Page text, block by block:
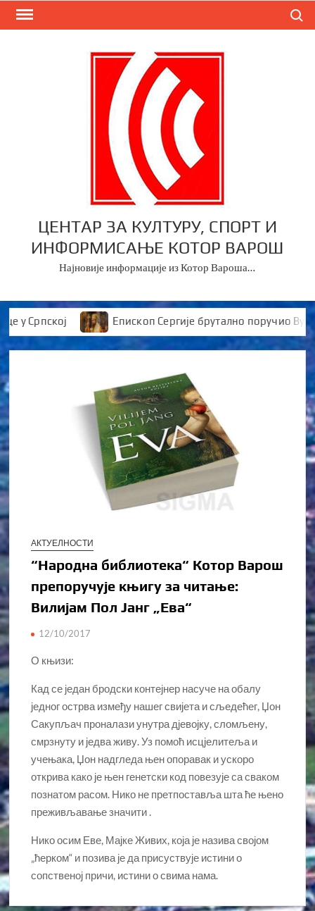
Skip
ЦЕНТАР ЗА КУЛТУРУ, СПОРТ И
ИНФОРМИСАЊЕ КОТОР ВАРОШ
Најновије информације из Котор Вароша…
Српској Епископ Сергије брутално поручио
АКТУЕЛНОСТИ
“Народна библиотека“ Котор Варош
препоручује књигу за читање:
Вилијам Пол Јанг „Ева“
12/10/2017
О књизи:
Кад се један бродски контејнер насуче на обалу
једног острва између нашег свијета и сљедећег, Џон
Сакупљач проналази унутра дјевојку, сломљену,
смрзнуту и једва живу. Уз помоћ исцјелитеља и
учењака, Џон надгледа њен опоравак и ускоро
открива како је њен генетски код повезује са сваком
познатом расом. Нико не претпоставља шта ће њено
преживљавање значити .
Нико осим Еве, Мајке Живих, која је назива својом
„ћерком“ и позива је да присуствује истини о
сопственој причи, истини о свима нама.